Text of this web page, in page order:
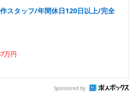
スタッフ/年間休日120日以上/完全
万円
Sponsored by